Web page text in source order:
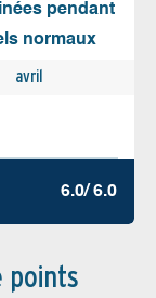
pendant
normaux
avril
6.0/ 6.0
points